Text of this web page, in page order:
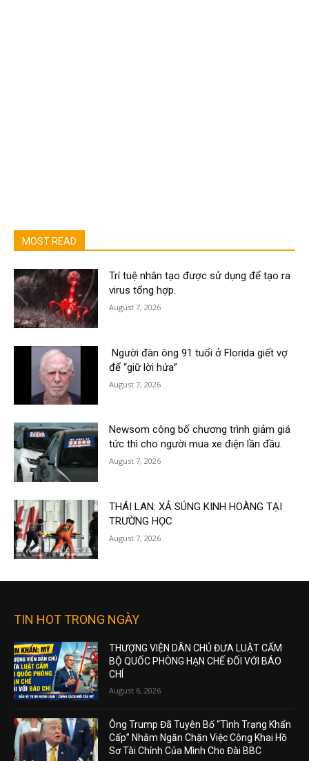
MOST READ
Trí tuệ nhân tạo được sử dụng để tạo ra
virus tổng hợp.
August 7, 2026
Người đàn ông 91 tuổi ở Florida giết vợ
để “giữ lời hứa”
August 7, 2026
Newsom công bố chương trình giảm giá
tức thì cho người mua xe điện lần đầu.
August 7, 2026
THÁI LAN: XẢ SÚNG KINH HOÀNG TẠI
TRƯỜNG HỌC
August 7, 2026
TIN HOT TRONG NGÀY
THƯỢNG VIỆN DÂN CHỦ ĐƯA LUẬT CẤM
BỘ QUỐC PHÒNG HẠN CHẾ ĐỐI VỚI BÁO
CHÍ
August 6, 2026
Ông Trump Đã Tuyên Bố “Tình Trạng Khẩn
Cấp” Nhằm Ngăn Chặn Việc Công Khai Hồ
Sơ Tài Chính Của Mình Cho Đài BBC